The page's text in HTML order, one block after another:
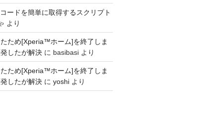
ードを簡単に取得するスクリプト
より
たため[Xperia™ホーム]を終了しま
したが解決に basibasiより
たため[Xperia™ホーム]を終了しま
したが解決に yoshiより